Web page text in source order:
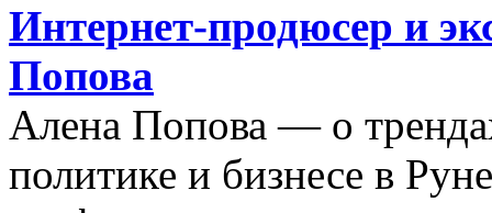
Интернет-продюсер и
Попова
Алена Попова — о
политике и бизнесе в